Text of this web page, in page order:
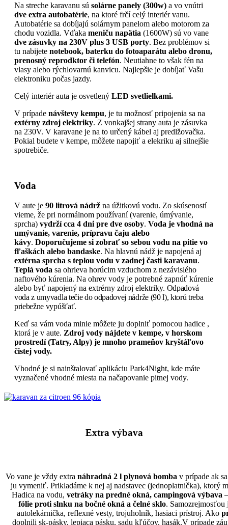
Na streche karavanu sú solárne panely (300w) a vo vnútri
dve extra autobatérie, na ktoré frčí celý interiér vanu.
Autobatérie sa dobíjajú solárnym panelom alebo motorom za
chodu vozidla. Vďaka meniču napätia (1600W) sú vo vane
dve zásuvky na 230V plus 3 USB porty. Bez problémov si
tu nabijete notebook, baterku do fotoaparátu alebo dronu,
prenosný reprodktor či telefón. Neutiahne to však fén na
vlasy alebo rýchlovarnú kanvicu. Najlepšie je dobíjať Vašu
elektroniku počas jazdy.
Celý interiér auta je osvetlený LED svetlielkami.
V prípade návštevy kempu, je tu možnosť pripojenia sa na
extérny zdroj elektriky. Z vonkajšej strany auta je zásuvka
na 230V. V karavane je na to určený kábel aj predlžovačka.
Pokial budete v kempe, môžete napojiť a elekriku aj silnejšie
spotrebiče.
Voda
V aute je 90 litrová nádrž na úžitkovú vodu. Zo skúseností
vieme, že pri normálnom používaní (varenie, úmývanie,
sprcha) vydrží cca 4 dni pre dve osoby. Voda je vhodná na
umývanie, varenie, prípravu čaju alebo
kávy. Doporučujeme si zobrať so sebou vodu na pitie vo
fľaškách alebo bandaske. Na hlavnú nádž je napojená aj
extérna sprcha s teplou vodu v zadnej časti karavanu.
Teplá voda sa ohrieva horúcim vzduchom z nezávislého
naftového kúrenia. Na ohrev vody je potrebné zapnúť kúrenie
alebo byť napojený na extrérny zdroj elektriky. Odpadová
voda z umyvadla tečie do odpadovej nádrže (90 l), ktorú treba
priebežne vypúšťať.
Keď sa vám voda minie môžete ju doplniť pomocou hadice ,
ktorá je v aute. Zdroj vody nájdete v kempe, v horskom
prostredí (Tatry, Alpy) je mnoho prameňov kryštáľovo
čistej vody.
Vhodné je si nainštalovať aplikáciu Park4Night, kde máte
vyznačené vhodné miesta na načapovanie pitnej vody.
Extra výbava
Vo vane je vždy extra náhradná 2 l plynová bomba v prípade ak
ju vymeniť. Prikladáme k nej aj nadstavec (jednoplatnička), ktorý
Hadica na vodu, vetráky na predné okná, campingová výbava
fólie proti slnku na bočné okná a čelné sklo.
autolekárnička, reflexné vesty, trojuholník, hasiaci prístroj. Ako
doplnili sk-pásky, lepiaca pásku, sadu kľúčov, hasák.V prípade